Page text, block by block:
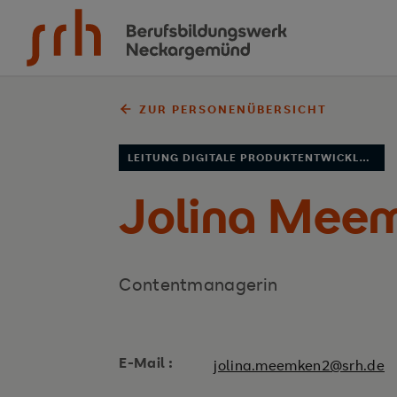
Zum Inhalt springen
ZUR PERSONENÜBERSICHT
LEITUNG DIGITALE PRODUKTENTWICKLUNG
Jolina
Contentmanagerin
E-Mail : jolina.meemken2@srh.de